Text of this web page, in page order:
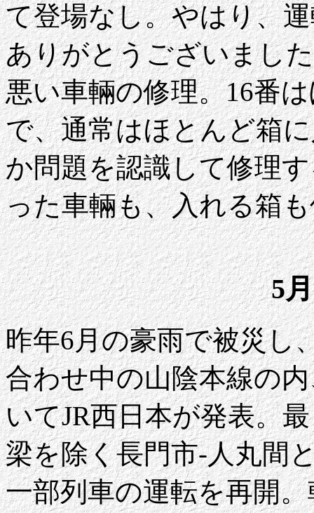
て登場なし。やはり、
ありがとうございまし
悪い車輛の修理。16番
で、通常はほとんど箱
か問題を認識して修理
った車輛も、入れる箱
5
昨年6月の豪雨で被災し
合わせ中の山陰本線の
いてJR西日本が発表。
梁を除く長門市-人丸間
一部列車の運転を再開